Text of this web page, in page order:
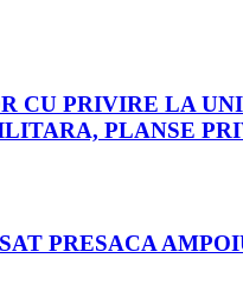
CU PRIVIRE LA
PLANSE
PRESACA